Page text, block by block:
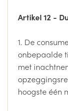
Artikel 12 -
1. De
onbepaalde
met
hoogste één